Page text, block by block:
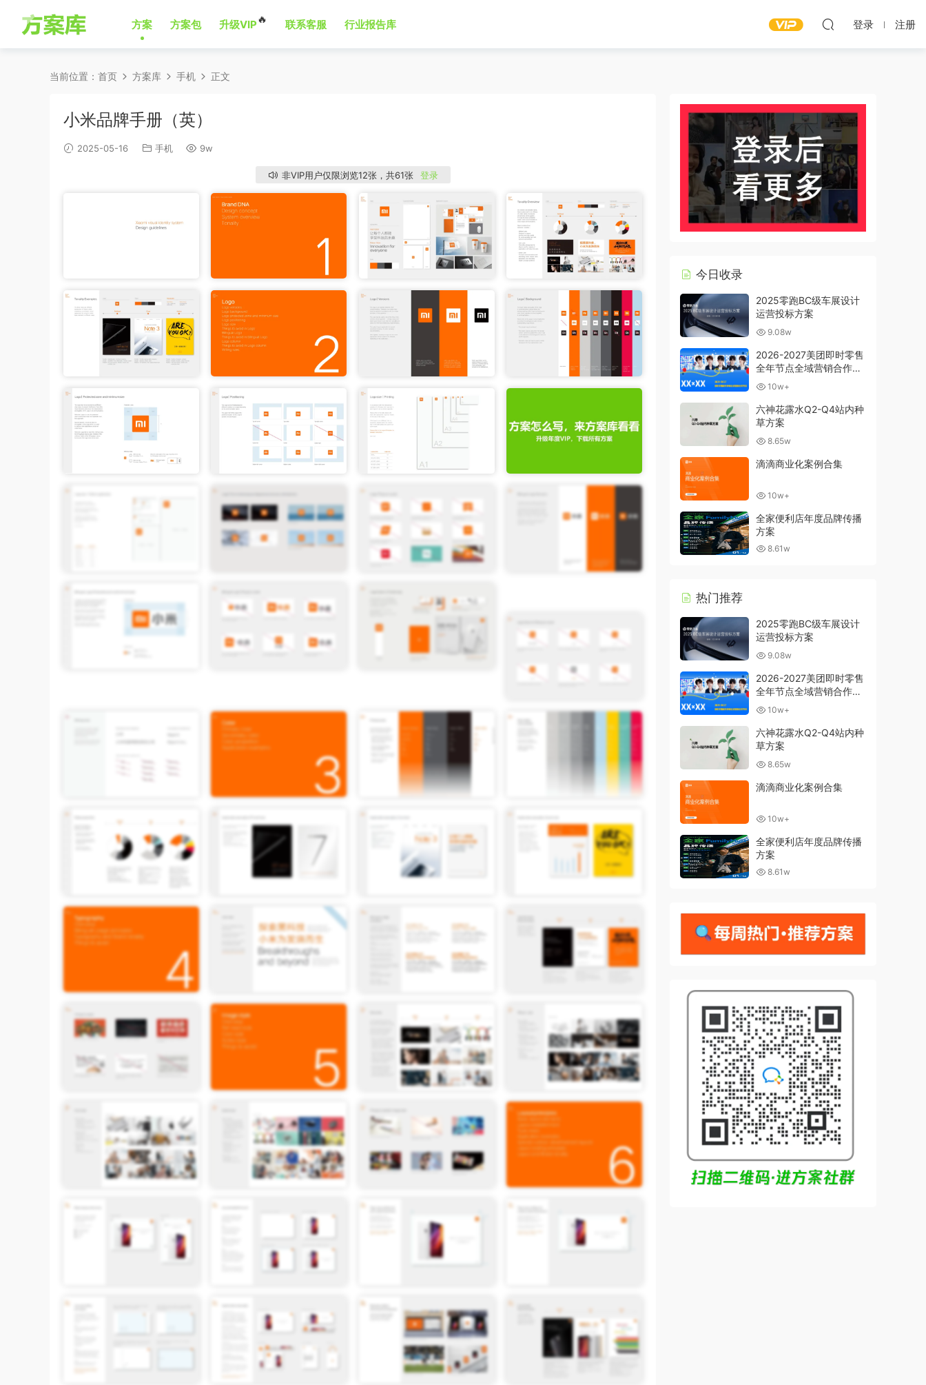
方案 方案包 升级VIP🔥 联系客服 行业报告库 登录 注册
当前位置： 首页 方案库 手机 正文
小米品牌手册（英）
2025-05-16 手机 9w
非VIP用户仅限浏览12张，共61张 登录
今日收录
2025零跑BC级车展设计
运营投标方案
9.08w
2026-2027美团即时零售
全年节点全域营销合作方
案 10w+
六神花露水Q2-Q4站内种
草方案
8.65w
滴滴商业化案例合集
10w+
全家便利店年度品牌传播
方案
8.61w
热门推荐
2025零跑BC级车展设计
运营投标方案
9.08w
2026-2027美团即时零售
全年节点全域营销合作方
案 10w+
六神花露水Q2-Q4站内种
草方案
8.65w
滴滴商业化案例合集
10w+
全家便利店年度品牌传播
方案
8.61w